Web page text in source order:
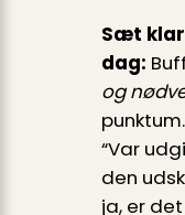
Sæt
dag:
og
“Var
den
ja, er det